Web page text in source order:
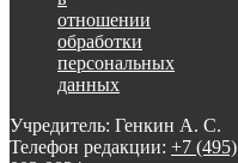
отношении
обработки
персональных
данных
Учредитель: Генкин А. С.
Телефон редакции: +7 (495)